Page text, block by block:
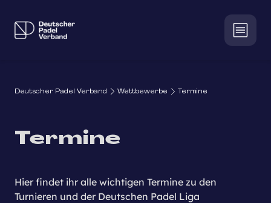
Deutscher Padel Verband Wettbewerbe Termine
Termine
Hier findet ihr alle wichtigen Termine zu den
Turnieren und der Deutschen Padel Liga